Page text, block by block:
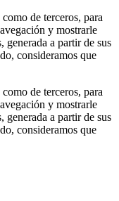
de terceros, para
y mostrarle
generada a partir de sus
consideramos que
de terceros, para
y mostrarle
generada a partir de sus
consideramos que